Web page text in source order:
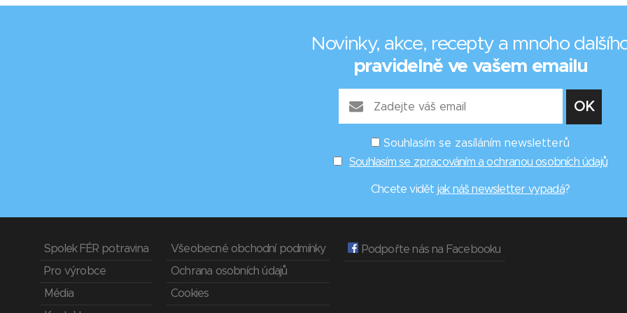
Novinky, akce, recepty a mnoho
pravidelně ve vašem emailu
Souhlasím se zasíláním newsletterů
Souhlasím se zpracováním a ochranou osobních údajů
Chcete vidět jak náš newsletter vypadá?
Spolek FÉR potravina
Pro výrobce
Média
Všeobecné obchodní podmínky
Ochrana osobních údajů
Cookies
Podpořte nás na Facebooku